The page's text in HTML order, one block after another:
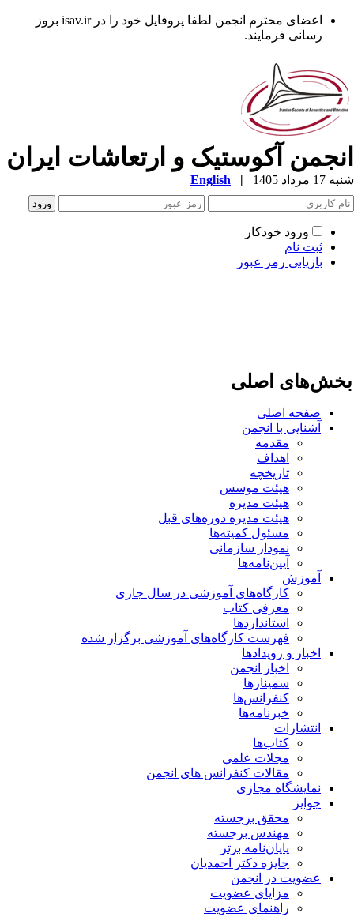
اعضای محترم انجمن لطفا پروفایل خود را در isav.ir بروز
رسانی فرمایند.
آکوستیک و ارتعاشات ایران
مرداد 1405 |
English
ورود خودکار
ثبت نام
بازیابی رمز عبور
اصلی
صفحه اصلی
آشنایی با انجمن
مقدمه
اهداف
تاریخچه
هیئت موسس
هیئت مدیره
هیئت مدیره دوره‌های قبل
مسئول کمیته‌ها
نمودار سازمانی
آیین‌نامه‌ها
آموزش
کارگاه‌های آموزشی در سال جاری
معرفی کتاب
استانداردها
فهرست کارگاه‌های آموزشی برگزار شده
اخبار و رویدادها
اخبار انجمن
سمینارها
کنفرانس‌ها
خبرنامه‌ها
انتشارات
کتاب‌ها
مجلات علمی
مقالات کنفرانس های انجمن
نمایشگاه مجازی
جوایز
محقق برجسته
مهندس برجسته
پایان‌نامه برتر
جایزه دکتر احمدیان
عضویت در انجمن
مزایای عضویت
راهنمای عضویت